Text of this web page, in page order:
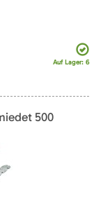
Auf Lager: 6
500